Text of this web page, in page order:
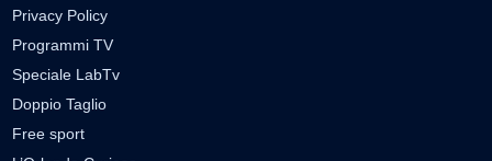
Privacy Policy
Programmi TV
Speciale LabTv
Doppio Taglio
Free sport